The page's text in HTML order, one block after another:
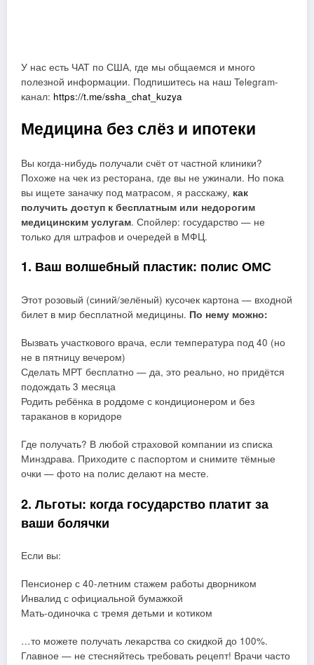
У нас есть ЧАТ по США, где мы общаемся и много
полезной информации. Подпишитесь на наш Telegram-
канал: https://t.me/ssha_chat_kuzya
Медицина без слёз и ипотеки
Вы когда-нибудь получали счёт от частной клиники?
Похоже на чек из ресторана, где вы не ужинали. Но пока
вы ищете заначку под матрасом, я расскажу, как
получить доступ к бесплатным или недорогим
медицинским услугам. Спойлер: государство — не
только для штрафов и очередей в МФЦ.
1. Ваш волшебный пластик: полис ОМС
Этот розовый (синий/зелёный) кусочек картона — входной
билет в мир бесплатной медицины. По нему можно:
Вызвать участкового врача, если температура под 40 (но
не в пятницу вечером)
Сделать МРТ бесплатно — да, это реально, но придётся
подождать 3 месяца
Родить ребёнка в роддоме с кондиционером и без
тараканов в коридоре
Где получать? В любой страховой компании из списка
Минздрава. Приходите с паспортом и снимите тёмные
очки — фото на полис делают на месте.
2. Льготы: когда государство платит за
ваши болячки
Если вы:
Пенсионер с 40-летним стажем работы дворником
Инвалид с официальной бумажкой
Мать-одиночка с тремя детьми и котиком
…то можете получать лекарства со скидкой до 100%.
Главное — не стесняйтесь требовать рецепт! Врачи часто